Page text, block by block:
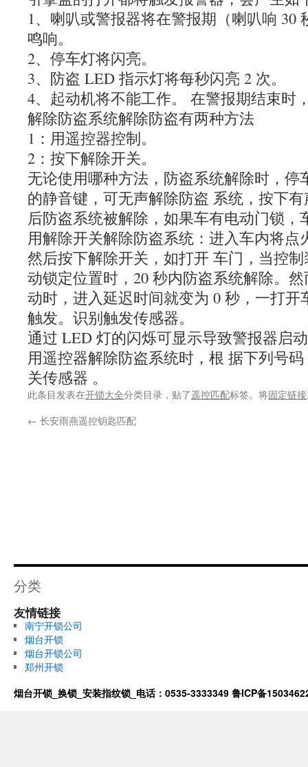
1、喇叭或警报器将在警报期（喇叭响 30
鸣响。
2、停车灯将闪亮。
3、防盗 LED 指示灯将每秒闪亮 2 次。
4、起动机将不能工作。 在警报期结束时
解除防盗系统解除防盗有两种方法
1：用遥控器控制。
2：按下解除开关。
无论使用哪种方法，防盗系统解除时，停
的静音键，可无声解除防盗 系统，按下
后防盗系统被解除，如果车有电动门锁，
用解除开关解除防盗系统：进入车内将点
然后按下解除开关，如打开 车门，当控
动锁定位置时，20 秒内防盗系统解除。
动时，进入延迟时间就变为 0 秒，一打
触发。识别触发传感器。
通过 LED 灯的闪烁可显示导致警报器启
用遥控器解除防盗系统时，根 据下列号
关传感器 。
此条目发表在开锁大全分类目录，贴了遥控匹配标签。将固定链接
← 长安雨燕遥控钥匙匹配
分类
友情链接
南宁开锁公司
烟台开锁
烟台开锁公司
郑州开锁
烟台开锁_换锁_安装指纹锁_电话：0535-3333349 鲁ICP备